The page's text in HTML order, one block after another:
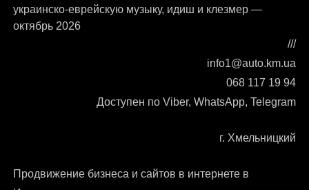
украинско-еврейскую музыку, идиш и клезмер —
октябрь 2026
///
info1@auto.km.ua
068 117 19 94
Доступен по Viber, WhatsApp, Telegram
г. Хмельницкий
Продвижение бизнеса и сайтов в интернете в